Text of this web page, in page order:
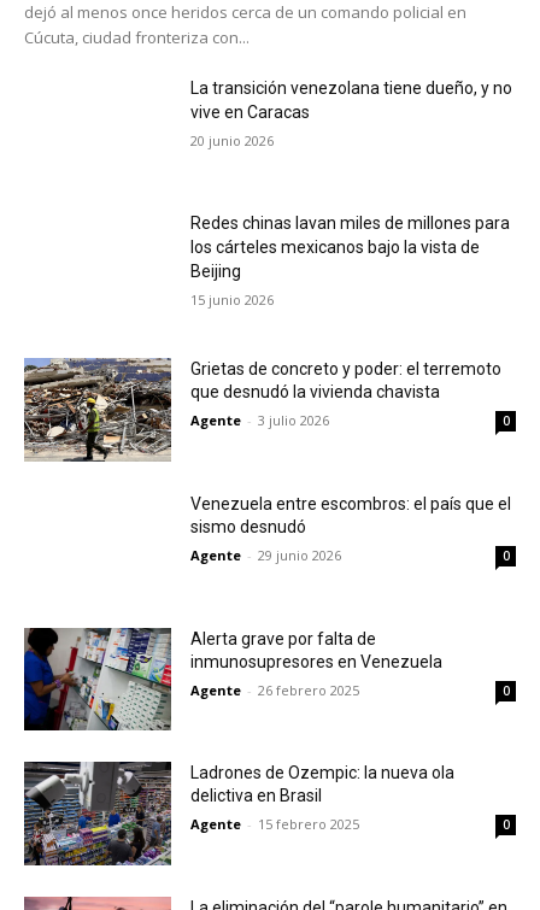
dejó al menos once heridos cerca de un comando policial en
Cúcuta, ciudad fronteriza con...
La transición venezolana tiene dueño, y no
vive en Caracas
20 junio 2026
Redes chinas lavan miles de millones para
los cárteles mexicanos bajo la vista de
Beijing
15 junio 2026
Grietas de concreto y poder: el terremoto
que desnudó la vivienda chavista
Agente - 3 julio 2026 0
Venezuela entre escombros: el país que el
sismo desnudó
Agente - 29 junio 2026 0
Alerta grave por falta de
inmunosupresores en Venezuela
Agente - 26 febrero 2025 0
Ladrones de Ozempic: la nueva ola
delictiva en Brasil
Agente - 15 febrero 2025 0